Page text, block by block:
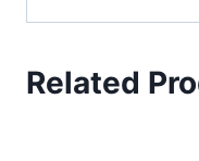
Related